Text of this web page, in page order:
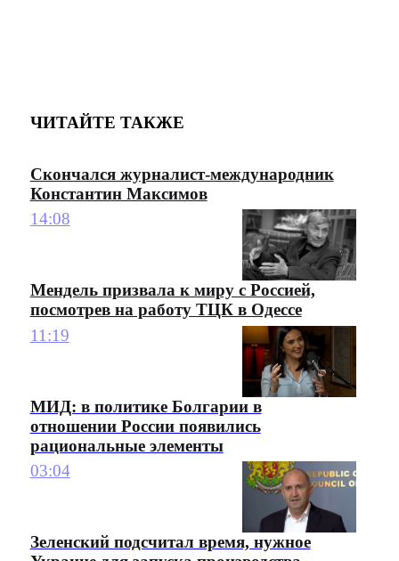
ЧИТАЙТЕ ТАКЖЕ
Скончался журналист-международник
Константин Максимов
14:08
Мендель призвала к миру с Россией,
посмотрев на работу ТЦК в Одессе
11:19
МИД: в политике Болгарии в
отношении России появились
рациональные элементы
03:04
Зеленский подсчитал время, нужное